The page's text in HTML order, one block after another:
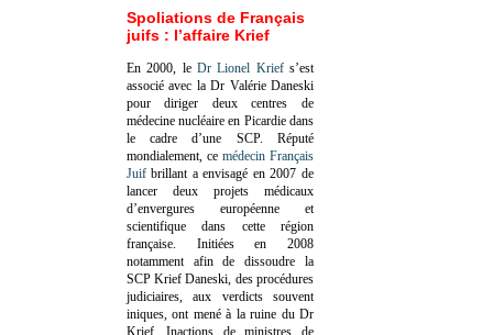
Spoliations de Français
juifs : l’affaire Krief
En 2000, le Dr Lionel Kriefs’est
associé avec la Dr Valérie Daneski
pour diriger deux centres de
médecine nucléaire en Picardie dans
le cadre d’une SCP. Réputé
mondialement, ce médecin Français
Juif brillant a envisagé en 2007 de
lancer deux projets médicaux
d’envergures européenne et
scientifique dans cette région
française. Initiées en 2008
notamment afin de dissoudre la
SCP Krief Daneski, des procédures
judiciaires, aux verdicts souvent
iniques, ont mené à la ruine du Dr
Krief.Inactions de ministres de